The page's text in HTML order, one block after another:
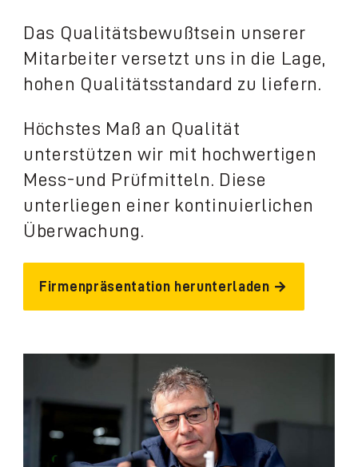
Das Qualitätsbewußtsein unserer
Mitarbeiter versetzt uns in die Lage,
hohen Qualitätsstandard zu liefern.
Höchstes Maß an Qualität
unterstützen wir mit hochwertigen
Mess-und Prüfmitteln. Diese
unterliegen einer kontinuierlichen
Überwachung.
Firmenpräsentation herunterladen